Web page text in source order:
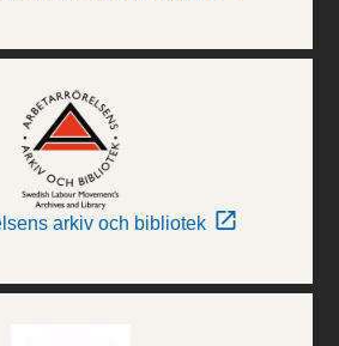
arkiv och bibliotek